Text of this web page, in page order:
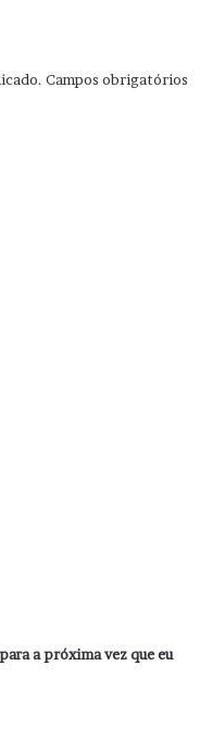
Campos obrigatórios
a próxima vez que eu